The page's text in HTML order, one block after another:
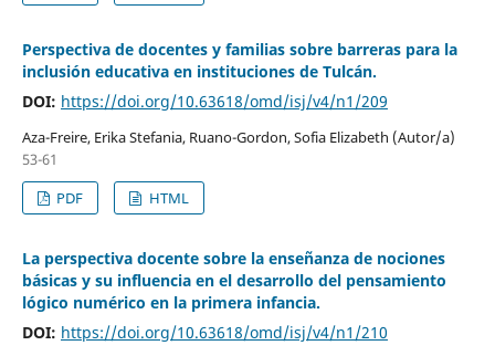
Perspectiva de docentes y familias sobre barreras para la
inclusión educativa en instituciones de Tulcán.
DOI: https://doi.org/10.63618/omd/isj/v4/n1/209
Aza-Freire, Erika Stefania, Ruano-Gordon, Sofia Elizabeth (Autor/a)
53-61
PDF
HTML
La perspectiva docente sobre la enseñanza de nociones
básicas y su influencia en el desarrollo del pensamiento
lógico numérico en la primera infancia.
DOI: https://doi.org/10.63618/omd/isj/v4/n1/210